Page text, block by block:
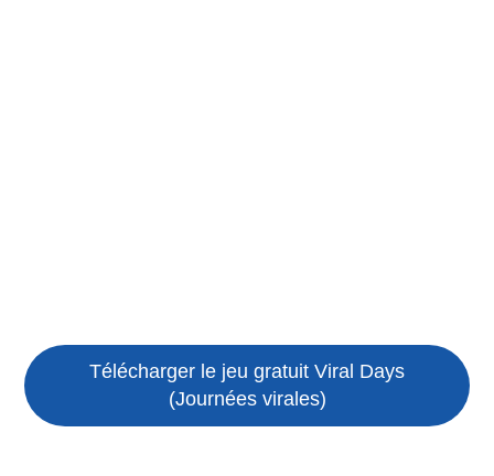
Télécharger le jeu gratuit Viral Days
(Journées virales)